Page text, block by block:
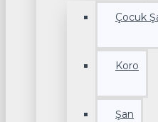
Çocuk
Koro
Şan